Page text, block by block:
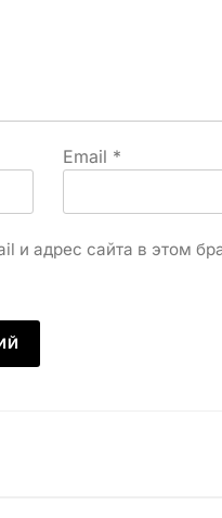
Email *
и адрес сайта в этом